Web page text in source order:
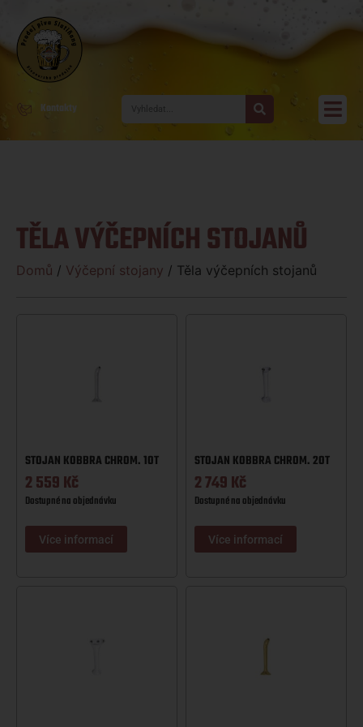
Kontakty
TĚLA VÝČEPNÍCH STOJANŮ
Domů / Výčepní stojany / Těla výčepních stojanů
STOJAN KOBBRA CHROM. 1OT
2 559Kč
Dostupné na objednávku
Více informací
STOJAN KOBBRA CHROM. 2OT
2 749Kč
Dostupné na objednávku
Více informací